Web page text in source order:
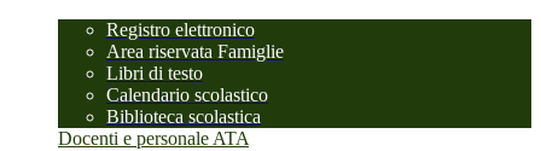
Registro elettronico
Area riservata Famiglie
Libri di testo
Calendario scolastico
Biblioteca scolastica
Docenti e personale ATA